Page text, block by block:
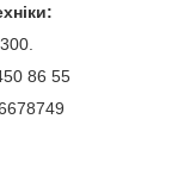
86 55